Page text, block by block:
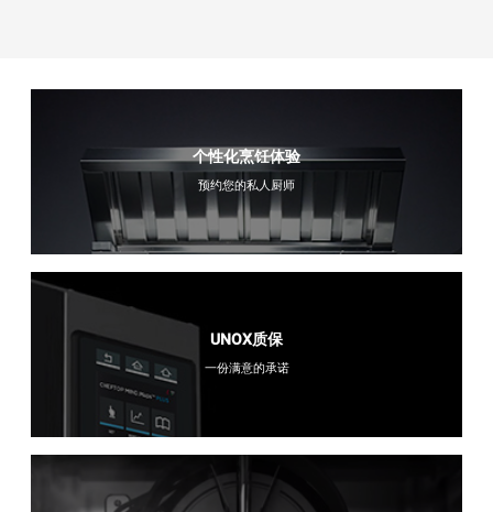
个性化烹饪体验
预约您的私人厨师
UNOX质保
一份满意的承诺